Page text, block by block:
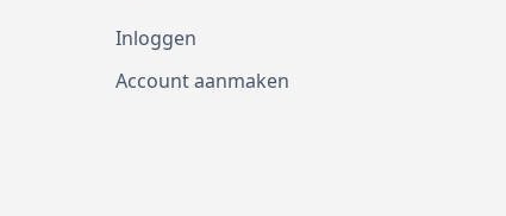
Inloggen
Account aanmaken